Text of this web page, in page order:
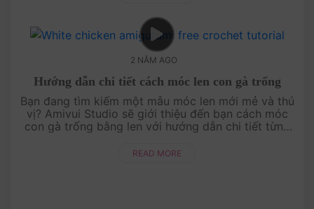
2 NĂM AGO
Hướng dẫn chi tiết cách móc len con gà trống
Bạn đang tìm kiếm một mẫu móc len mới mẻ và thú
vị? Amivui Studio sẽ giới thiệu đến bạn cách móc
con gà trống bằng len với hướng dẫn chi tiết từng
thuật m....
READ MORE